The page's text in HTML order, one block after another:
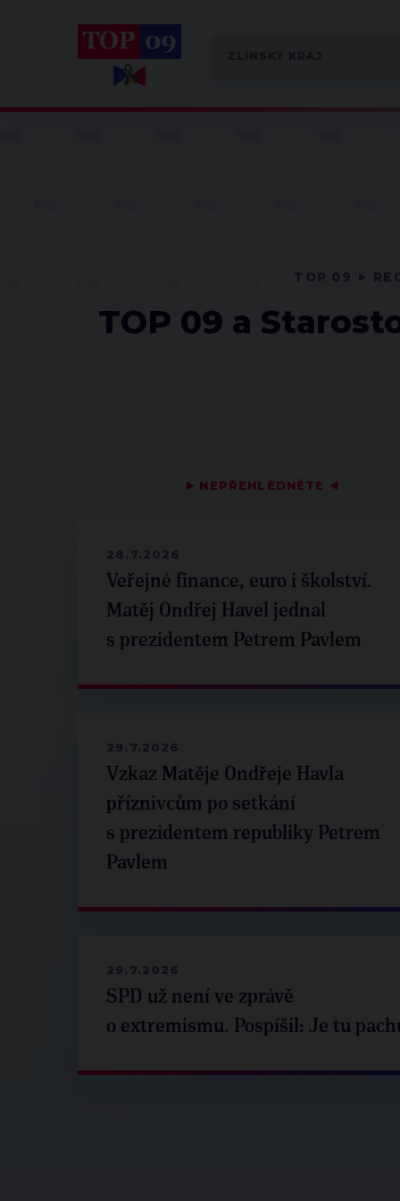
TOP 09 a
▶ NEPŘEHLÉDNĚTE ◀
28.7.2026
Veřejné finance, euro i školství.
Matěj Ondřej Havel jednal
s prezidentem Petrem Pavlem
29.7.2026
Vzkaz Matěje Ondřeje Havla
příznivcům po setkání
s prezidentem republiky Petrem
Pavlem
29.7.2026
SPD už není ve zprávě
o extremismu. Pospíšil: Je tu